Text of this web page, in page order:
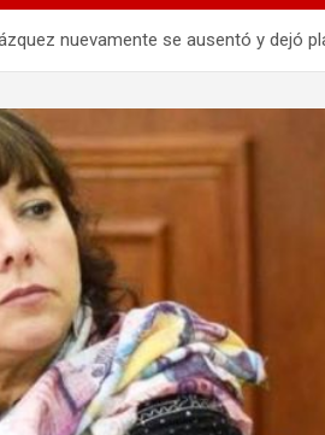
nuevamente se ausentó y dejó